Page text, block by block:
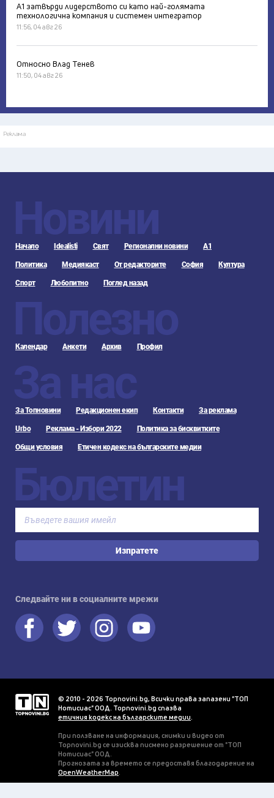
А1 затвърди лидерството си като най-голямата
технологична компания и системен интегратор
11:56, 04 авг 26
Относно Влад Тенев
11:50, 04 авг 26
Реклама
Новини
Начало Idealisti Свят Регионални новини А1
Политика Медиякаст От редакторите София Култура
Спорт Любопитно Поглед назад
Полезно
Календар Анкети Архив Профил
За нас
За Топновини Редакционен екип Контакти За реклама
Urbo Реклама - Избори 2022 Политика за бисквитките
Общи условия Етичен кодекс на българските медии
Бюлетин
Изпратете
Следвайте ни в социалните мрежи
© 2010 - 2026 Topnovini.bg, Всички права запазени "ТОП
Нотисиас" ООД. Topnovini.bg спазва
етичния кодекс на българските медии.
При ползване на информация, снимки и видео от
Topnovini.bg се изисква писмено разрешение от "ТОП
Нотисиас" ООД.
Прогнозата за времето се предоставя благодарение на
OpenWeatherMap.